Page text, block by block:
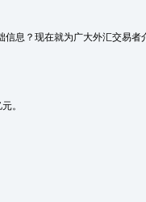
息？现在就为广大外汇交易者
。